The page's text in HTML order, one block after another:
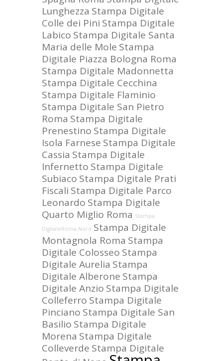
Lunghezza Stampa Digitale
Colle dei Pini Stampa Digitale
Labico Stampa Digitale Santa
Maria delle Mole Stampa
Digitale Piazza Bologna Roma
Stampa Digitale Madonnetta
Stampa Digitale Cecchina
Stampa Digitale Flaminio
Stampa Digitale San Pietro
Roma Stampa Digitale
Prenestino Stampa Digitale
Isola Farnese Stampa Digitale
Cassia Stampa Digitale
Infernetto Stampa Digitale
Subiaco Stampa Digitale Prati
Fiscali Stampa Digitale Parco
Leonardo Stampa Digitale
Quarto Miglio Roma Stampa
DigitaleRoma Nord Stampa Digitale
Montagnola Roma Stampa
Digitale Colosseo Stampa
Digitale Aurelia Stampa
Digitale Alberone Stampa
Digitale Anzio Stampa Digitale
Colleferro Stampa Digitale
Pinciano Stampa Digitale San
Basilio Stampa Digitale
Morena Stampa Digitale
Colleverde Stampa Digitale